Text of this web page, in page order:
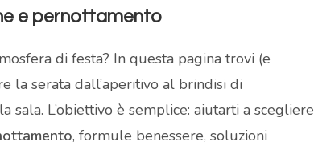
e pernottamento
di festa? In questa pagina trovi (e
la serata dall’aperitivo al brindisi di
sala. L’obiettivo è semplice: aiutarti a scegliere
, formule benessere, soluzioni